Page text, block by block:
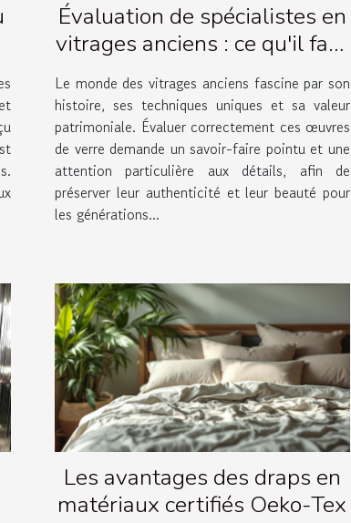
Évaluation de spécialistes en
vitrages anciens : ce qu'il faut
savoir
Le monde des vitrages anciens fascine par son
histoire, ses techniques uniques et sa valeur
patrimoniale. Évaluer correctement ces œuvres
de verre demande un savoir-faire pointu et une
attention particulière aux détails, afin de
préserver leur authenticité et leur beauté pour
les générations...
Les avantages des draps en
matériaux certifiés Oeko-Tex